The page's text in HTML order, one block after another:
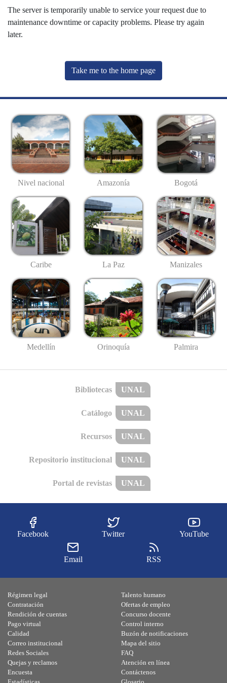
The server is temporarily unable to service your request due to
maintenance downtime or capacity problems. Please try again
later.
Take me to the home page
Nivel nacional Amazonía Bogotá
Caribe La Paz Manizales
Medellín Orinoquía Palmira
Bibliotecas UNAL
Catálogo UNAL
Recursos UNAL
Repositorio institucional UNAL
Portal de revistas UNAL
Facebook Twitter YouTube
Email RSS
Régimen legal
Contratación
Rendición de cuentas
Pago virtual
Calidad
Talento humano
Ofertas de empleo
Concurso docente
Control interno
Buzón de notificaciones
Correo institucional
Redes Sociales
Quejas y reclamos
Encuesta
Mapa del sitio
FAQ
Atención en línea
Contáctenos